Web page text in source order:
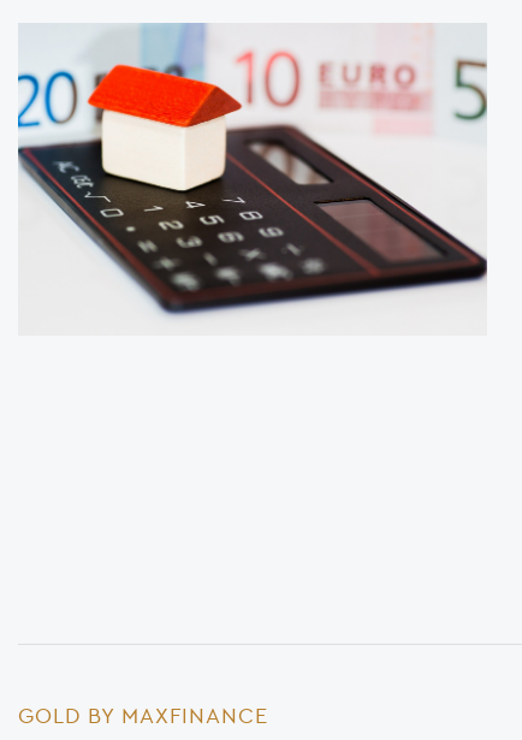
GOLD BY MAXFINANCE